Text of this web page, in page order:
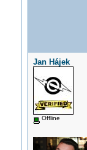
Jan Hájek
Offline